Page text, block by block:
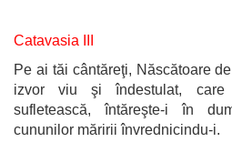
Catavasia III
Pe ai tăi cântăreţi, Născătoare
izvor viu şi îndestulat, care
sufletească, întăreşte-i în
cununilor măririi învrednicindu-i.